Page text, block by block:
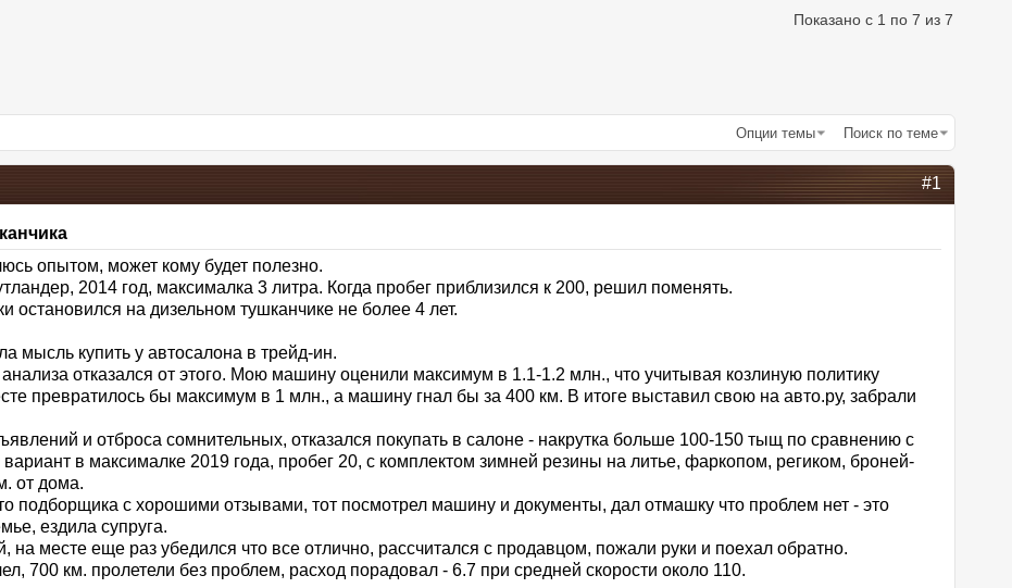
Показано с 1 по 7 из 7
Опции темы Поиск по теме
#1
опытом, может кому будет полезно.
2014 год, максималка 3 литра. Когда пробег приблизился к 200, решил поменять.
остановился на дизельном тушканчике не более 4 лет.
мысль купить у автосалона в трейд-ин.
отказался от этого. Мою машину оценили максимум в 1.1-1.2 млн., что учитывая козлиную политику
превратилось бы максимум в 1 млн., а машину гнал бы за 400 км. В итоге выставил свою на авто.ру, забрали
и отброса сомнительных, отказался покупать в салоне - накрутка больше 100-150 тыщ по сравнению с
в максималке 2019 года, пробег 20, с комплектом зимней резины на литье, фаркопом, региком, броней-
от дома.
подборщика с хорошими отзывами, тот посмотрел машину и документы, дал отмашку что проблем нет - это
ездила супруга.
на месте еще раз убедился что все отлично, рассчитался с продавцом, пожали руки и поехал обратно.
700 км. пролетели без проблем, расход порадовал - 6.7 при средней скорости около 110.